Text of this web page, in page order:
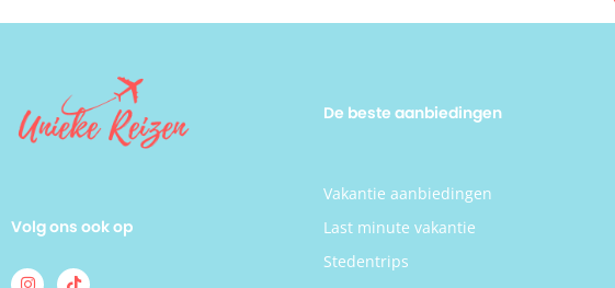
inrichting van de
ontbijt, met lokale
zelfs een boomhut waar
Regelmatig worden er
georganiseerd met
Volg ons ook op
De beste aanbiedingen
Vakantie aanbiedingen
Last minute vakantie
Stedentrips